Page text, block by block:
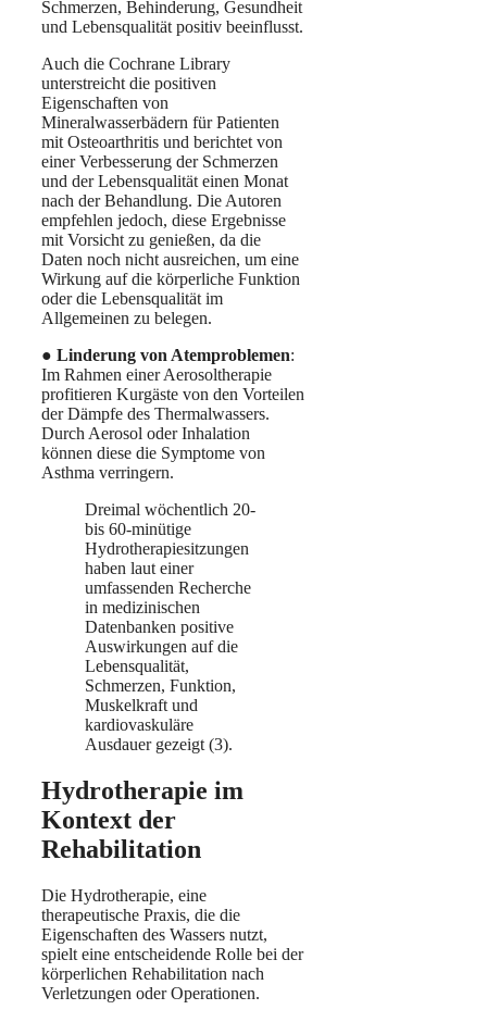
Schmerzen, Behinderung, Gesundheit
und Lebensqualität positiv beeinflusst.
Auch die Cochrane Library
unterstreicht die positiven
Eigenschaften von
Mineralwasserbädern für Patienten
mit Osteoarthritis und berichtet von
einer Verbesserung der Schmerzen
und der Lebensqualität einen Monat
nach der Behandlung. Die Autoren
empfehlen jedoch, diese Ergebnisse
mit Vorsicht zu genießen, da die
Daten noch nicht ausreichen, um eine
Wirkung auf die körperliche Funktion
oder die Lebensqualität im
Allgemeinen zu belegen.
● Linderung von Atemproblemen:
Im Rahmen einer Aerosoltherapie
profitieren Kurgäste von den Vorteilen
der Dämpfe des Thermalwassers.
Durch Aerosol oder Inhalation
können diese die Symptome von
Asthma verringern.
Dreimal wöchentlich 20-
bis 60-minütige
Hydrotherapiesitzungen
haben laut einer
umfassenden Recherche
in medizinischen
Datenbanken positive
Auswirkungen auf die
Lebensqualität,
Schmerzen, Funktion,
Muskelkraft und
kardiovaskuläre
Ausdauer gezeigt (3).
Hydrotherapie im
Kontext der
Rehabilitation
Die Hydrotherapie, eine
therapeutische Praxis, die die
Eigenschaften des Wassers nutzt,
spielt eine entscheidende Rolle bei der
körperlichen Rehabilitation nach
Verletzungen oder Operationen.